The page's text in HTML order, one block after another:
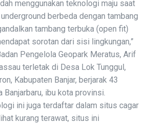
menggunakan teknologi maju saat
berbeda dengan tambang
tambang terbuka (open fit)
sorotan dari sisi lingkungan,”
Pengelola Geopark Meratus, Arif
terletak di Desa Lok Tunggul,
Kabupaten Banjar, berjarak 43
Banjarbaru, ibu kota provinsi.
ini juga terdaftar dalam situs cagar
kurang terawat, situs ini